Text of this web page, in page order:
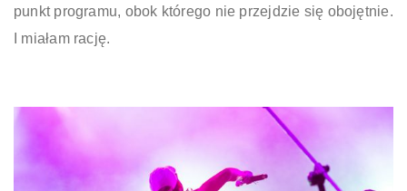
punkt programu, obok którego nie przejdzie się obojętnie.
I miałam rację.